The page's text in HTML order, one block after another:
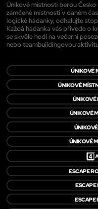
Únikové místnosti berou
zamčené místnosti v daném
logické hádanky, odhalujte
Každá hádanka vás přivede o
se skvěle hodí na večerní
nebo teambuildingovou
ÚNIKOVÉ
ÚNIKOVÉ
ÚNIKOVÉ
ÚNIKOVÉ
ÚNIKOVÉ
4️⃣
ESCAPE
ESCAPE
ESCAPE